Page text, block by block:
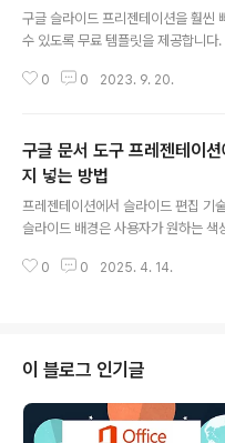
구글 슬라이드 프리젠테이션을 훨씬
수 있도록 무료 템플릿을 제공합니다
을 절약할 수 있습니다. 또한 템플릿
을 더 전문적으로 보이게 할 수 있습
만큼의 전문적이고 퀄리티 있는 템플
서 쓸 만한 것들도 있습니다. ▼ 먼저
할 프레젠테이션을 하나 생성하겠습
를 생성합니다. ▼ 새 프레젠테이션 화
0 0 2023. 9. 20.
구글 문서 도구 프레젠테이
지 넣는 방법
프레젠테이션에서 슬라이드 편집 기
슬라이드 배경은 사용자가 원하는 색
대해 알아 보겠습니다. ▼ 먼저 새로
나면 색상 옵션을 클릭합니다. 색상
상을 선택하고 나면 대화상자를 닫
▼ 색상 표에는 실선..
0 0 2025. 4. 14.
이 블로그 인기글